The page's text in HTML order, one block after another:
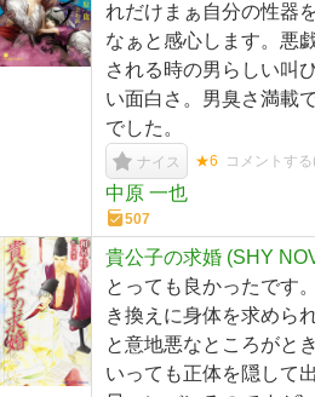
れだけまぁ自分の性器
なぁと感心します。悪
される時の男らしい叫
い面白さ。男臭さ満載
でした。
ナイス ★6 コメントす
中原 一也
507
貴公子の求婚 (SHY
とっても良かったです
き換えに身体を求めら
と意地悪なところがと
いっても正体を隠して